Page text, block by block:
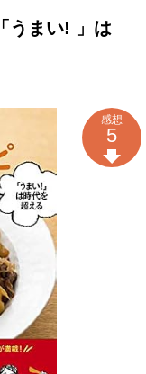
うまい! 」は
感想
5